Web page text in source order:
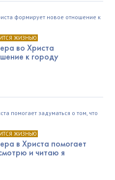
ЖИЗНЬЮ
во Христа
к городу
ЖИЗНЬЮ
в Христа помогает
и читаю я